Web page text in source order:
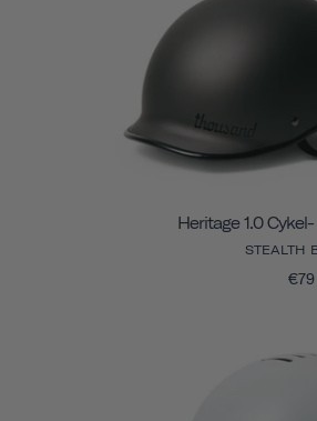
Heritage 1.0
STEALTH
€79